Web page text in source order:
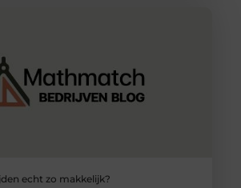
echt zo makkelijk?